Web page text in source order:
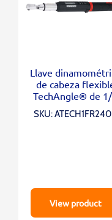
Llave
de cabeza
TechAngle® de 1/4
SKU:
View product